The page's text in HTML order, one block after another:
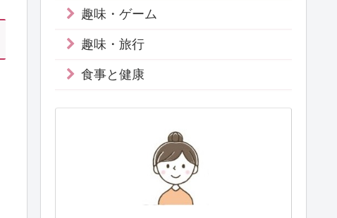
趣味・ゲーム
趣味・旅行
食事と健康